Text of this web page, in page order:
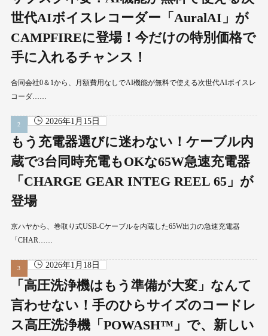
世代AIボイスレコーダー「AuralAI」が
CAMPFIREに登場！今だけの特別価格で
手に入れるチャンス！
合同会社0＆1から、月額費用なしでAI機能が無料で使える次世代AIボイスレ
コーダ……
2026年1月15日
もう充電器選びに迷わない！ケーブル内
蔵で3台同時充電もOKな65W急速充電器
「CHARGE GEAR INTEG REEL 65」が
登場
京ハヤから、巻取り式USB-Cケーブルを内蔵した65W出力の急速充電器
「CHAR……
2026年1月18日
「高圧洗浄機はもう準備が大変」なんて
言わせない！手のひらサイズのコードレ
ス高圧洗浄機「POWASH™」で、新しい